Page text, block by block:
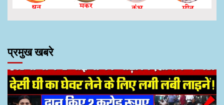
प्रमुख खबरे